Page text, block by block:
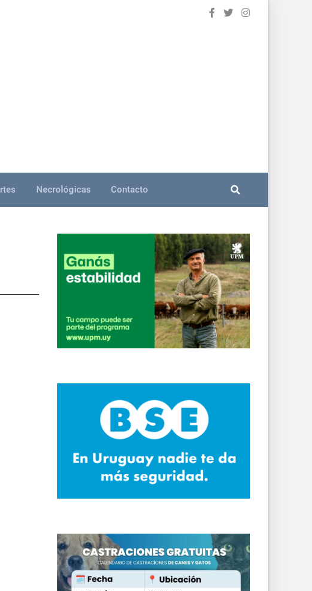
Necrológicas Contacto